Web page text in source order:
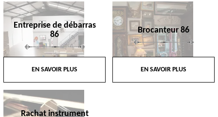
Entreprise de débarras
86
EN SAVOIR PLUS
Brocanteur 86
EN SAVOIR PLUS
Rachat instrument